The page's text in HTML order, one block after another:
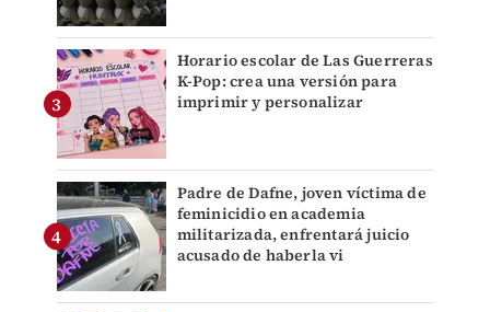
Horario escolar de Las Guerreras
K-Pop: crea una versión para
imprimir y personalizar
Padre de Dafne, joven víctima de
feminicidio en academia
militarizada, enfrentará juicio
acusado de haberla vi